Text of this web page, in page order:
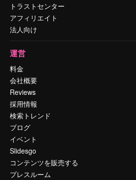
トラストセンター
アフィリエイト
法人向け
運営
料金
会社概要
Reviews
採用情報
検索トレンド
ブログ
イベント
Slidesgo
コンテンツを販売する
プレスルーム